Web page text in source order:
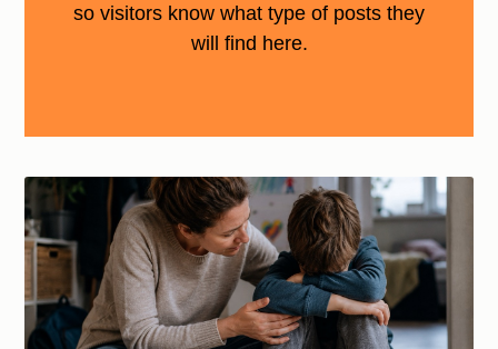
so visitors know what type of posts they
will find here.